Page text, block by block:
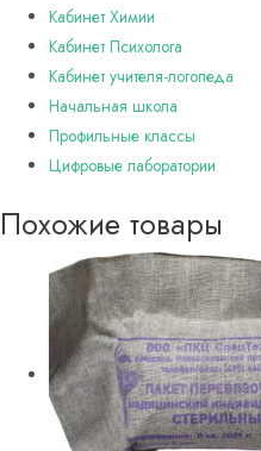
Кабинет Химии
Кабинет Психолога
Кабинет учителя-логопеда
Начальная школа
Профильные классы
Цифровые лаборатории
Похожие товары